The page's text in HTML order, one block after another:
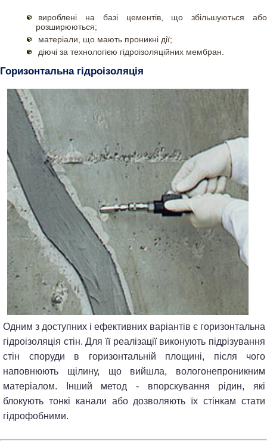
вироблені на базі цементів, що збільшуються або
розширюються;
матеріали, що мають проникні дії;
діючі за технологією гідроізоляційних мембран.
Горизонтальна гідроізоляція
Одним з доступних і ефективних варіантів є горизонтальна
гідроізоляція стін. Для її реалізації виконують підрізування
стін споруди в горизонтальній площині, після чого
наповнюють щілину, що вийшла, вологонепроникним
матеріалом. Інший метод - впорскування рідин, які
блокують тонкі канали або дозволяють їх стінкам стати
гідрофобними.